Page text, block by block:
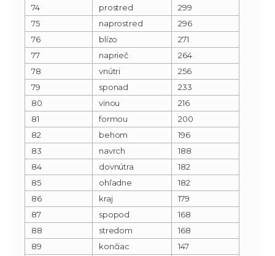
74 prostred
299
75
naprostred
296
76
blízo
271
77
naprieč
264
78
vnútri
256
79
sponad
233
80
vinou
216
81
formou
200
82
behom
196
83
navrch
188
84
dovnútra
182
85
ohľadne
182
86
kraj
179
87
spopod
168
88
stredom
168
89
končiac
147